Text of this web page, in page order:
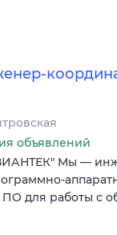
объявлений
Мы —
для работы с